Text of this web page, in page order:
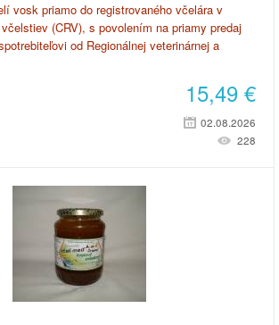
vosk priamo do registrovaného včelára v
(CRV), s povolením na priamy predaj
od Regionálnej veterinárnej a
15,49 €
02.08.2026
228